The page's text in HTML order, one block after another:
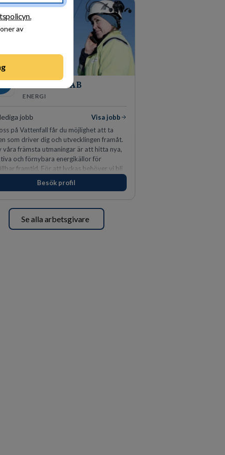
av
Vattenfall AB
ENERGI
lediga jobb
Visa jobb
på Vattenfall får du möjlighet att ta
som driver dig och utvecklingen framåt.
våra främsta utmaningar är att hitta nya,
och förnybara energikällor för
framtid. För att lyckas behöver vi bli
som vill göra skillnad.
Besök profil
Se alla arbetsgivare